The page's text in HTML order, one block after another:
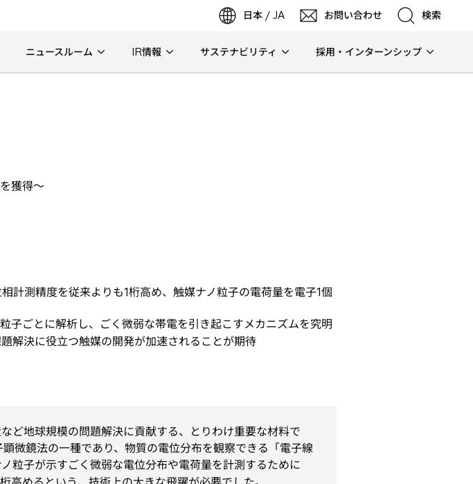
日本 / JA お問い合わせ 検索
検索
ニュースルーム IR情報 サステナビリティ 採用・インターンシップ
獲得〜
計測精度を従来よりも1桁高め、触媒ナノ粒子の電荷量を電子1個
子ごとに解析し、ごく微弱な帯電を引き起こすメカニズムを究明
解決に役立つ触媒の開発が加速されることが期待
ど地球規模の問題解決に貢献する、とりわけ重要な材料で
微鏡法の一種であり、物質の電位分布を観察できる「電子線
粒子が示すごく微弱な電位分布や電荷量を計測するために